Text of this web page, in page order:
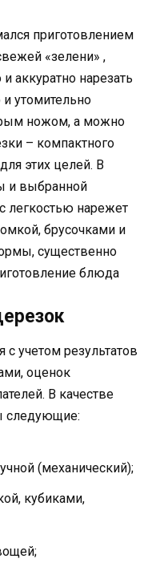
приготовлением
«зелени» ,
аккуратно нарезать
утомительно
ножом, а можно
– компактного
этих целей. В
и выбранной
легкостью нарежет
брусочками и
существенно
блюда
учетом результатов
оценок
В качестве
следующие:
(механический);
кубиками,